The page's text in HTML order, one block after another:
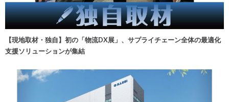
【現地取材・独自】初の「物流DX展」、サプライチェーン全体の最適化
支援ソリューションが集結